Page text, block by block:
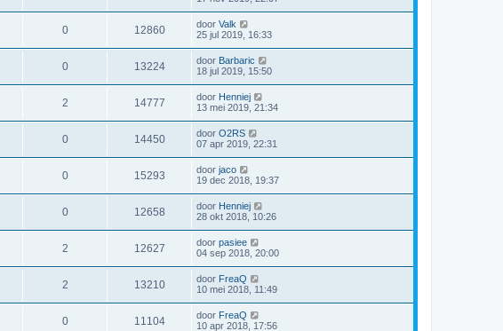
0 12860 door Valk
25 jul 2019, 16:33
0 13224 door Barbaric
18 jul 2019, 15:50
2 14777 door Henniej
13 mei 2019, 21:34
0 14450 door O2RS
07 apr 2019, 22:31
0 15293 door jaco
19 dec 2018, 19:37
0 12658 door Henniej
28 okt 2018, 10:26
2 12627 door pasiee
04 sep 2018, 20:00
2 13210 door FreaQ
10 mei 2018, 11:49
0 11104 door FreaQ
10 apr 2018, 17:56